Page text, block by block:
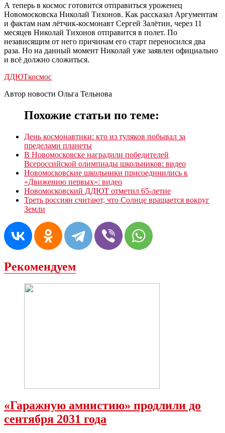
А теперь в космос готовится отправиться уроженец
Новомосковска Николай Тихонов. Как рассказал Аргументам
и фактам нам лётчик-космонавт Сергей Залётин, через 11
месяцев Николай Тихонов отправится в полет. По
независящим от него причинам его старт переносился два
раза. Но на данный момент Николай уже заявлен официально
и всё должно сложиться.
ДДЮТкосмос
Автор новости Ольга Тельнова
Похожие статьи по теме:
День космонавтики: кто из туляков побывал за
пределами планеты
В Новомосковске наградили победителей
Всероссийской олимпиады школьников: видео
Новомосковские школьники присоединились к
«Движению первых»: видео
Новомосковский ДДЮТ отметил 65-летие
Треть россиян считают, что Солнце вращается вокруг
Земли
Рекомендуем
«Гаражную амнистию» продлили до
сентября 2031 года